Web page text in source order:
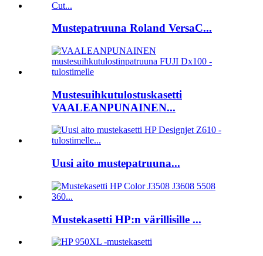
Mustepatruuna Roland VersaC...
Mustesuihkutulostuskasetti
VAALEANPUNAINEN...
Uusi aito mustepatruuna...
Mustekasetti HP:n värillisille ...